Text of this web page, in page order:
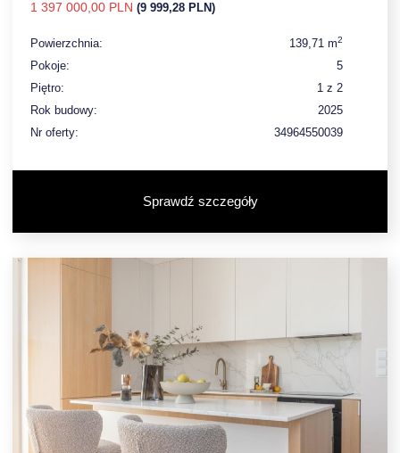
1 397 000,00 PLN (9 999,28 PLN)
Powierzchnia: 139,71 m2
Pokoje:
5
Piętro:
1 z 2
Rok budowy:
2025
Nr oferty:
34964550039
Sprawdź szczegóły